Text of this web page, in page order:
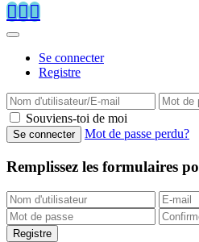
Se connecter
Registre
Souviens-toi de moi
Mot de passe perdu?
Remplissez les formulaires